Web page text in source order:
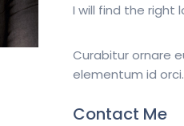
I will find the right
Curabitur ornare
elementum id
Contact Me